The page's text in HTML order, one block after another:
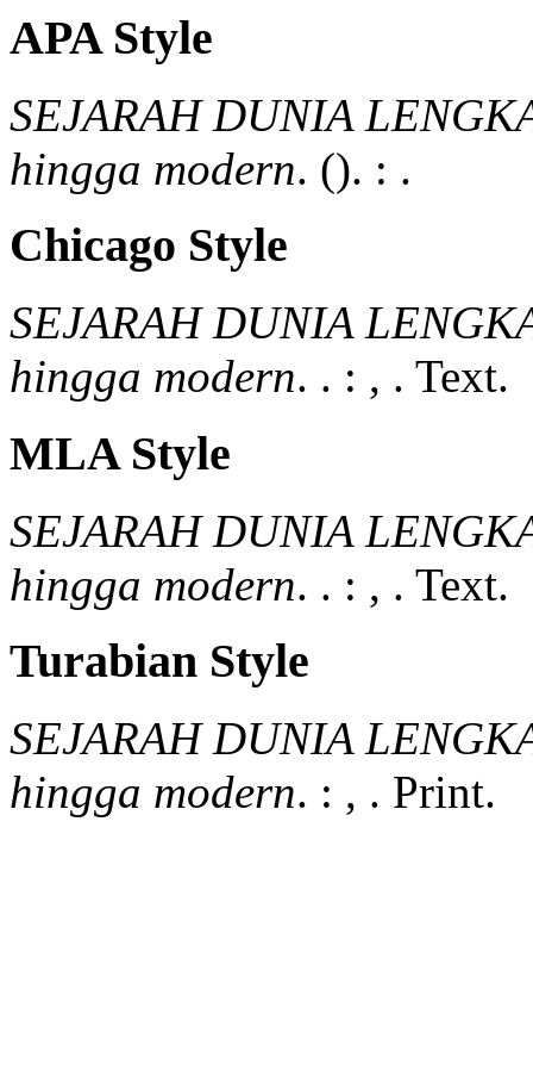
APA Style
SEJARAH DUNIA
hingga modern. (). : .
Chicago Style
SEJARAH DUNIA
hingga modern. . : , . Text.
MLA Style
SEJARAH DUNIA
hingga modern. . : , . Text.
Turabian Style
SEJARAH DUNIA
hingga modern. : , . Print.